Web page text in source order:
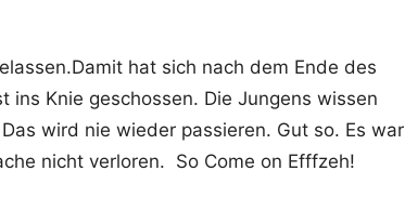
hat sich nach dem Ende des
ins Knie geschossen. Die Jungens wissen
wird nie wieder passieren. Gut so. Es war
nicht verloren. So Come on Efffzeh!